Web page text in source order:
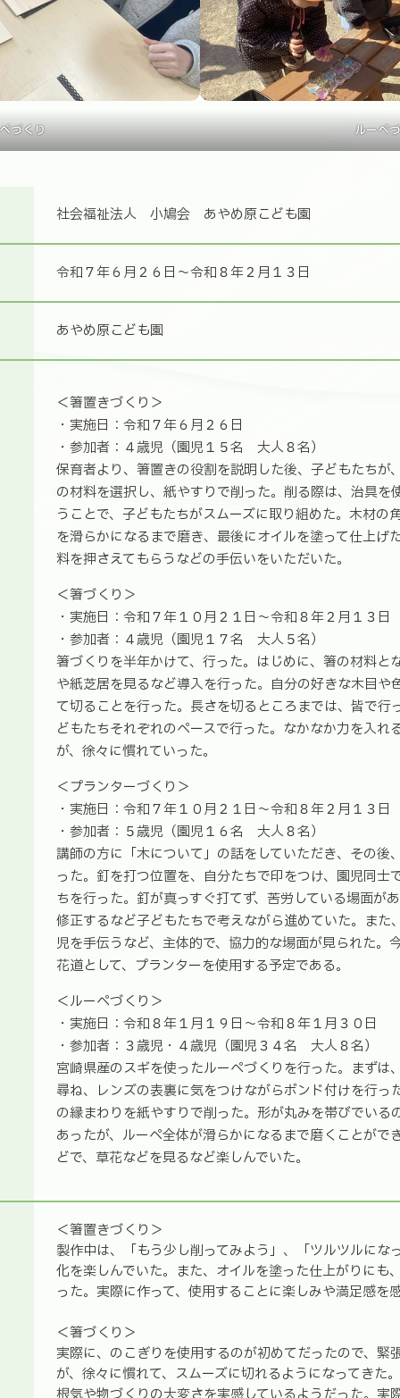
づくり ルーペ
社会福祉法人 小鳩会 あやめ原こども園
令和７年６月２６日～令和８年２月１３日
あやめ原こども園
＜箸置きづくり＞
・実施日：令和７年６月２６日
・参加者：４歳児（園児１５名 大人８名）
保育者より、箸置きの役割を説明した後、子どもたちが
の材料を選択し、紙やすりで削った。削る際は、治具を
うことで、子どもたちがスムーズに取り組めた。木材の
を滑らかになるまで磨き、最後にオイルを塗って仕上げ
料を押さえてもらうなどの手伝いをいただいた。
＜箸づくり＞
・実施日：令和７年１０月２１日～令和８年２月１３日
・参加者：４歳児（園児１７名 大人５名）
箸づくりを半年かけて、行った。はじめに、箸の材料と
や紙芝居を見るなど導入を行った。自分の好きな木目や
て切ることを行った。長さを切るところまでは、皆で行
どもたちそれぞれのペースで行った。なかなか力を入れ
が、徐々に慣れていった。
＜プランターづくり＞
・実施日：令和７年１０月２１日～令和８年２月１３日
・参加者：５歳児（園児１６名 大人８名）
講師の方に「木について」の話をしていただき、その後
った。釘を打つ位置を、自分たちで印をつけ、園児同士
ちを行った。釘が真っすぐ打てず、苦労している場面が
修正するなど子どもたちで考えながら進めていた。また
児を手伝うなど、主体的で、協力的な場面が見られた。
花道として、プランターを使用する予定である。
＜ルーペづくり＞
・実施日：令和８年１月１９日～令和８年１月３０日
・参加者：３歳児・４歳児（園児３４名 大人８名）
宮崎県産のスギを使ったルーペづくりを行った。まずは
尋ね、レンズの表裏に気をつけながらボンド付けを行っ
の縁まわりを紙やすりで削った。形が丸みを帯びでいる
あったが、ルーペ全体が滑らかになるまで磨くことがで
どで、草花などを見るなど楽しんでいた。
＜箸置きづくり＞
製作中は、「もう少し削ってみよう」、「ツルツルにな
化を楽しんでいた。また、オイルを塗った仕上がりにも
った。実際に作って、使用することに楽しみや満足感を
＜箸づくり＞
実際に、のこぎりを使用するのが初めてだったので、緊
が、徐々に慣れて、スムーズに切れるようになってきた